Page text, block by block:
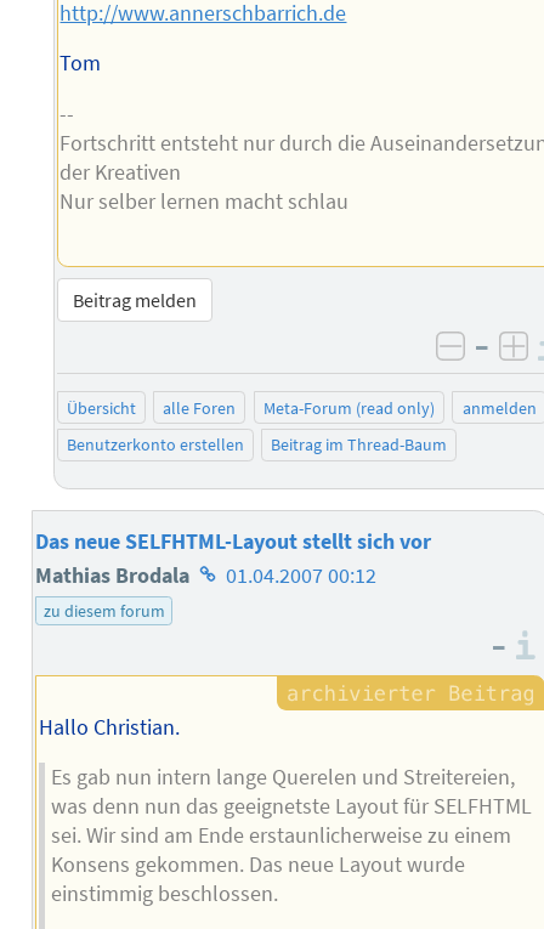
http://www.annerschbarrich.de
Tom
--
Fortschritt entsteht nur durch die
der Kreativen
Nur selber lernen macht schlau
Beitrag melden
–
Übersicht alle Foren Meta-Forum (read only)
anmelden
Benutzerkonto erstellen
Beitrag im Thread-Baum
Das neue SELFHTML-Layout stellt sich vor
Mathias Brodala Homepage
01.04.2007 00:12
zu diesem forum
–
Hallo Christian.
Es gab nun intern lange Querelen und Streitereien,
was denn nun das geeignetste Layout für SELFHTML
sei. Wir sind am Ende erstaunlicherweise zu einem
Konsens gekommen. Das neue Layout wurde
einstimmig beschlossen.